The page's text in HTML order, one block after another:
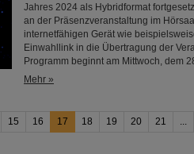
Jahres 2024 als Hybridformat
an der Präsenzveranstaltung im
internetfähigen Gerät wie
Einwahllink in die Übertragung der
Programm beginnt am Mittwoch, dem
Mehr »
15 16 17 18 19 20 21